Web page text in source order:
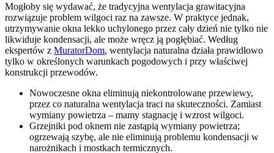
Mogłoby się wydawać, że tradycyjna wentylacja grawitacyjna
rozwiązuje problem wilgoci raz na zawsze. W praktyce jednak,
utrzymywanie okna lekko uchylonego przez cały dzień nie tylko nie
likwiduje kondensacji, ale może wręcz ją pogłębiać. Według
ekspertów z MuratorDom, wentylacja naturalna działa prawidłowo
tylko w określonych warunkach pogodowych i przy właściwej
konstrukcji przewodów.
Nowoczesne okna eliminują niekontrolowane przewiewy,
przez co naturalna wentylacja traci na skuteczności. Zamiast
wymiany powietrza – mamy stagnację i wzrost wilgoci.
Grzejniki pod oknem nie zastąpią wymiany powietrza;
ogrzewają szybę, ale nie eliminują problemu kondensacji w
narożnikach i mostkach termicznych.